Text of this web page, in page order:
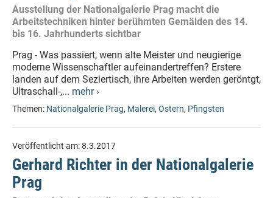
Ausstellung der Nationalgalerie Prag macht die
Arbeitstechniken hinter berühmten Gemälden des 14.
bis 16. Jahrhunderts sichtbar
Prag - Was passiert, wenn alte Meister und neugierige
moderne Wissenschaftler aufeinandertreffen? Erstere
landen auf dem Seziertisch, ihre Arbeiten werden geröntgt,
Ultraschall-,... mehr ›
Themen: Nationalgalerie Prag, Malerei, Ostern, Pfingsten
Veröffentlicht am:8.3.2017
Gerhard Richter in der Nationalgalerie
Prag